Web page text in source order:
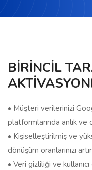
BİRİNCİL
• Müşteri verilerinizi
platformlarında anlık
• Kişiselleştirilmiş ve
dönüşüm oranlarınızı
• Veri gizliliği ve